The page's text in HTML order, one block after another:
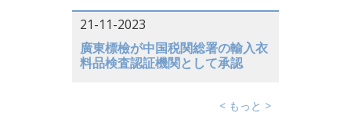
21-11-2023
廣東標檢が中国税関総署の輸入衣
料品検査認証機関として承認
< もっと >